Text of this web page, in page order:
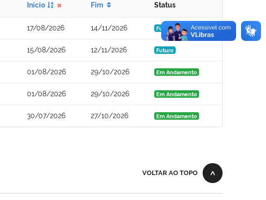
Início Fim Status
17/08/2026 14/11/2026 Futuro
15/08/2026 12/11/2026 Futuro
01/08/2026 29/10/2026 Em Andamento
01/08/2026 29/10/2026 Em Andamento
30/07/2026 27/10/2026 Em Andamento
VOLTAR AO TOPO